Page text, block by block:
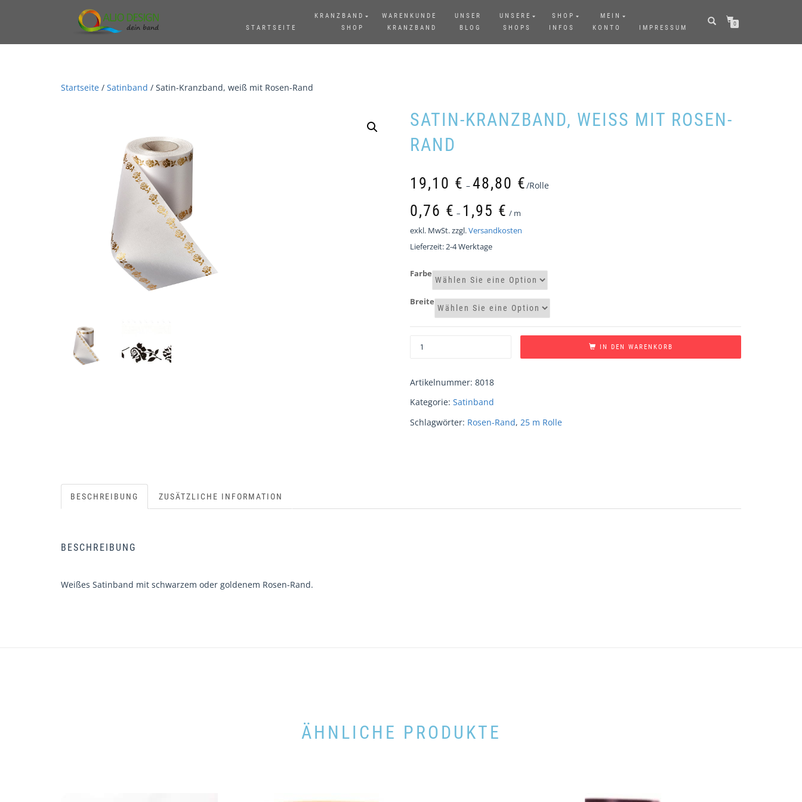
STARTSEITE
KRANZBAND
SHOP
WARENKUNDE
KRANZBAND
UNSER
BLOG
UNSERE
SHOPS
SHOP
INFOS
MEIN
KONTO
IMPRESSUM
0
Startseite / Satinband / Satin-Kranzband, weiß mit Rosen-Rand
SATIN-KRANZBAND, WEISS MIT ROSEN-R
AND
19,10 € – 48,80 €/Rolle
0,76 € – 1,95 € / m
exkl. MwSt.zzgl.Versandkosten
Lieferzeit:2-4 Werktage
Farbe
Breite
IN DEN WARENKORB
Artikelnummer: 8018
Kategorie: Satinband
Schlagwörter: Rosen-Rand, 25 m Rolle
BESCHREIBUNG ZUSÄTZLICHE INFORMATION
BESCHREIBUNG
Weißes Satinband mit schwarzem oder goldenem Rosen-Rand.
ÄHNLICHE PRODUKTE